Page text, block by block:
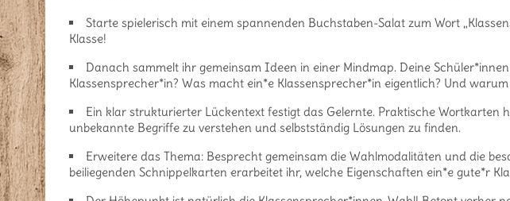
Starte spielerisch mit einem spannenden Buchstaben-Salat zum Wort
Klasse!
Danach sammelt ihr gemeinsam Ideen in einer Mindmap. Deine
Klassensprecher*in? Was macht ein*e Klassensprecher*in eigentlich? Und
Ein klar strukturierter Lückentext festigt das Gelernte. Praktische Wortkarten
unbekannte Begriffe zu verstehen und selbstständig Lösungen zu finden.
Erweitere das Thema: Besprecht gemeinsam die Wahlmodalitäten und die
beiliegenden Schnippelkarten erarbeitet ihr, welche Eigenschaften ein*e gute*r